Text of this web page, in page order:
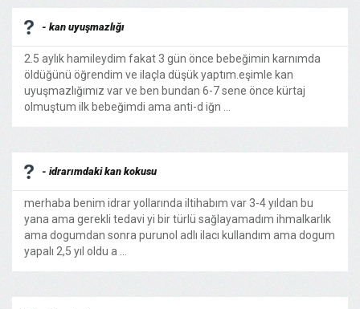
- kan uyuşmazlığı
2.5 aylık hamileydim fakat 3 gün önce bebeğimin karnımda
öldüğünü öğrendim ve ilaçla düşük yaptım.eşimle kan
uyuşmazlığımız var ve ben bundan 6-7 sene önce kürtaj
olmuştum ilk bebeğimdi ama anti-d iğn ...
- idrarımdaki kan kokusu
merhaba benim idrar yollarında iltihabım var 3-4 yıldan bu
yana ama gerekli tedavi yi bir türlü sağlayamadım ihmalkarlık
ama dogumdan sonra purunol adlı ilacı kullandım ama dogum
yapalı 2,5 yıl oldu a ...